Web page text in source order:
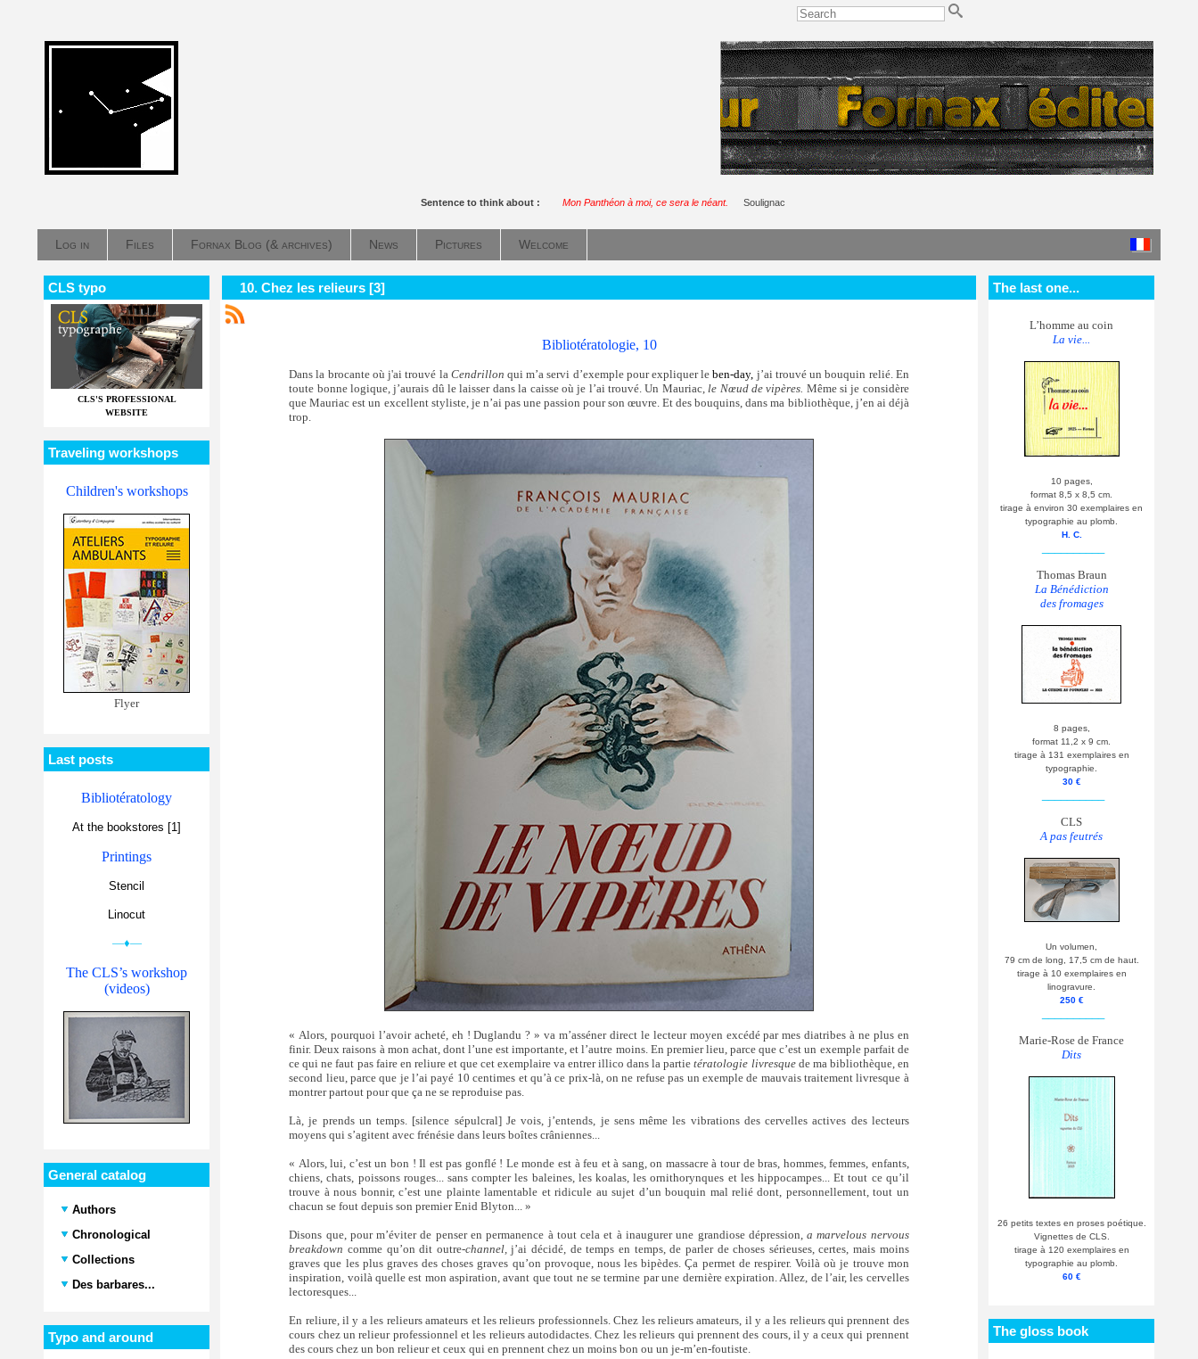
Sentence to think about : Mon Panthéon à moi, ce sera le néant. Soulignac
Log in Files Fornax Blog (& archives) News Pictures Welcome
CLS typo
CLS'S PROFESSIONAL
WEBSITE
Traveling workshops
Children's workshops
Flyer
Last posts
Bibliotératology
At the bookstores [1]
Printings
Stencil
Linocut
—♦—
The CLS’s workshop
(videos)
General catalog
Authors
Chronological
Collections
Des barbares...
Typo and around
10. Chez les relieurs [3]
Bibliotératologie, 10
Dans la brocante où j'ai trouvé la Cendrillon qui m’a servi d’exemple pour expliquer leben-day, j’ai trouvé un bouquin relié. En
toute bonne logique, j’aurais dû le laisser dans la caisse où je l’ai trouvé. Un Mauriac, le Nœud de vipères. Même si je considère
que Mauriac est un excellent styliste, je n’ai pas une passion pour son œuvre. Et des bouquins, dans ma bibliothèque, j’en ai déjà
trop.
« Alors, pourquoi l’avoir acheté, eh ! Duglandu ? » va m’asséner direct le lecteur moyen excédé par mes diatribes à ne plus en
finir. Deux raisons à mon achat, dont l’une est importante, et l’autre moins. En premier lieu, parce que c’est un exemple parfait de
ce qui ne faut pas faire en reliure et que cet exemplaire va entrer illico dans la partietératologie livresquede ma bibliothèque, en
second lieu, parce que je l’ai payé 10 centimes et qu’à ce prix-là, on ne refuse pas un exemple de mauvais traitement livresque à
montrer partout pour que ça ne se reproduise pas.
Là, je prends un temps. [silence sépulcral] Je vois, j’entends, je sens même les vibrations des cervelles actives des lecteurs
moyens qui s’agitent avec frénésie dans leurs boîtes crâniennes...
« Alors, lui, c’est un bon ! Il est pas gonflé ! Le monde est à feu et à sang, on massacre à tour de bras, hommes, femmes, enfants,
chiens, chats, poissons rouges... sans compter les baleines, les koalas, les ornithorynques et les hippocampes... Et tout ce qu’il
trouve à nous bonnir, c’est une plainte lamentable et ridicule au sujet d’un bouquin mal relié dont, personnellement, tout un
chacun se fout depuis son premier Enid Blyton... »
Disons que, pour m’éviter de penser en permanence à tout cela et à inaugurer une grandiose dépression,a marvelous nervous
breakdown comme qu’on dit outre-channel, j’ai décidé, de temps en temps, de parler de choses sérieuses, certes, mais moins
graves que les plus graves des choses graves qu’on provoque, nous les bipèdes. Ça permet de respirer. Voilà où je trouve mon
inspiration, voilà quelle est mon aspiration, avant que tout ne se termine par une dernière expiration. Allez, de l’air, les cervelles
lectoresques...
En reliure, il y a les relieurs amateurs et les relieurs professionnels. Chez les relieurs amateurs, il y a les relieurs qui prennent des
cours chez un relieur professionnel et les relieurs autodidactes. Chez les relieurs qui prennent des cours, il y a ceux qui prennent
des cours chez un bon relieur et ceux qui en prennent chez un moins bon ou un je-m’en-foutiste.
The last one...
L’homme au coin
La vie...
10 pages,
format 8,5 x 8,5 cm.
tirage à environ 30 exemplaires en
typographie au plomb.
H. C.
Thomas Braun
La Bénédiction
des fromages
8 pages,
format 11,2 x 9 cm.
tirage à 131 exemplaires en
typographie.
30 €
CLS
A pas feutrés
Un volumen,
79 cm de long, 17,5 cm de haut.
tirage à 10 exemplaires en
linogravure.
250 €
Marie-Rose de France
Dits
26 petits textes en proses poétique.
Vignettes de CLS.
tirage à 120 exemplaires en
typographie au plomb.
60 €
The gloss book